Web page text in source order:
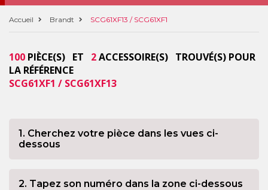
Accueil Brandt SCG61XF13 / SCG61XF1
100 PIÈCE(S) ET 2ACCESSOIRE(S) TROUVÉ(S) POUR
LA RÉFÉRENCE
SCG61XF1 / SCG61XF13
1. Cherchez votre pièce dans les vues ci-
dessous
2. Tapez son numéro dans la zone ci-dessous